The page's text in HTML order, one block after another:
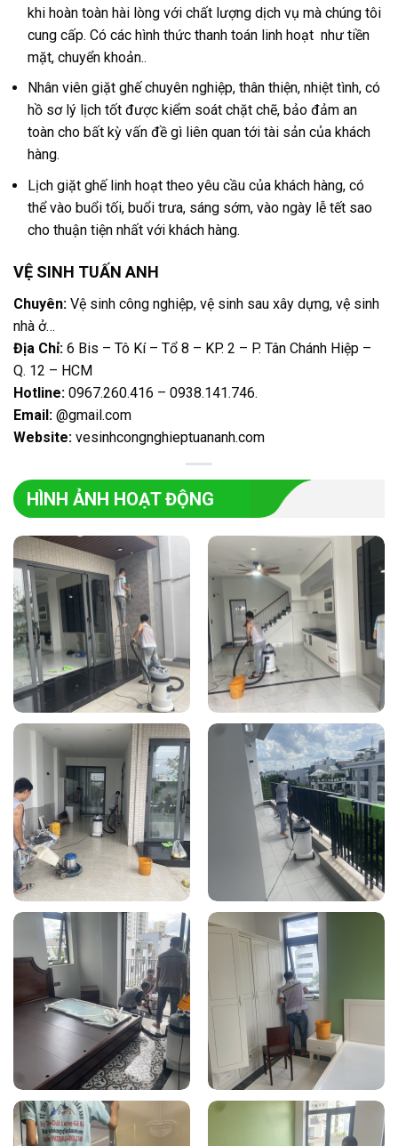
khi hoàn toàn hài lòng với chất lượng dịch vụ mà chúng tôi
cung cấp. Có các hình thức thanh toán linh hoạt như tiền
mặt, chuyển khoản..
Nhân viên giặt ghế chuyên nghiệp, thân thiện, nhiệt tình, có
hồ sơ lý lịch tốt được kiểm soát chặt chẽ, bảo đảm an
toàn cho bất kỳ vấn đề gì liên quan tới tài sản của khách
hàng.
Lịch giặt ghế linh hoạt theo yêu cầu của khách hàng, có
thể vào buổi tối, buổi trưa, sáng sớm, vào ngày lễ tết sao
cho thuận tiện nhất với khách hàng.
VỆ SINH TUẤN ANH
Chuyên: Vệ sinh công nghiệp, vệ sinh sau xây dựng, vệ sinh
nhà ở…
Địa Chỉ: 6 Bis – Tô Kí – Tổ 8 – KP. 2 – P. Tân Chánh Hiệp –
Q. 12 – HCM
Hotline: 0967.260.416 – 0938.141.746.
Email: @gmail.com
Website: vesinhcongnghieptuananh.com
HÌNH ẢNH HOẠT ĐỘNG